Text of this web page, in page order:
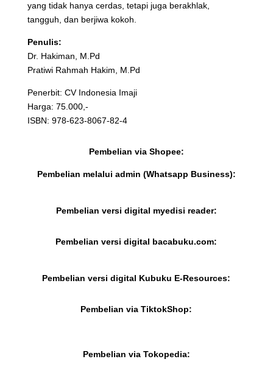
yang tidak hanya cerdas, tetapi juga berakhlak,
tangguh, dan berjiwa kokoh.
Penulis:
Dr. Hakiman, M.Pd
Pratiwi Rahmah Hakim, M.Pd
Penerbit: CV Indonesia Imaji
Harga: 75.000,-
ISBN: 978-623-8067-82-4
Pembelian via Shopee:
Pembelian melalui admin (Whatsapp Business):
Pembelian versi digital myedisi reader:
Pembelian versi digital bacabuku.com:
Pembelian versi digital Kubuku E-Resources:
Pembelian via TiktokShop:
Pembelian via Tokopedia: